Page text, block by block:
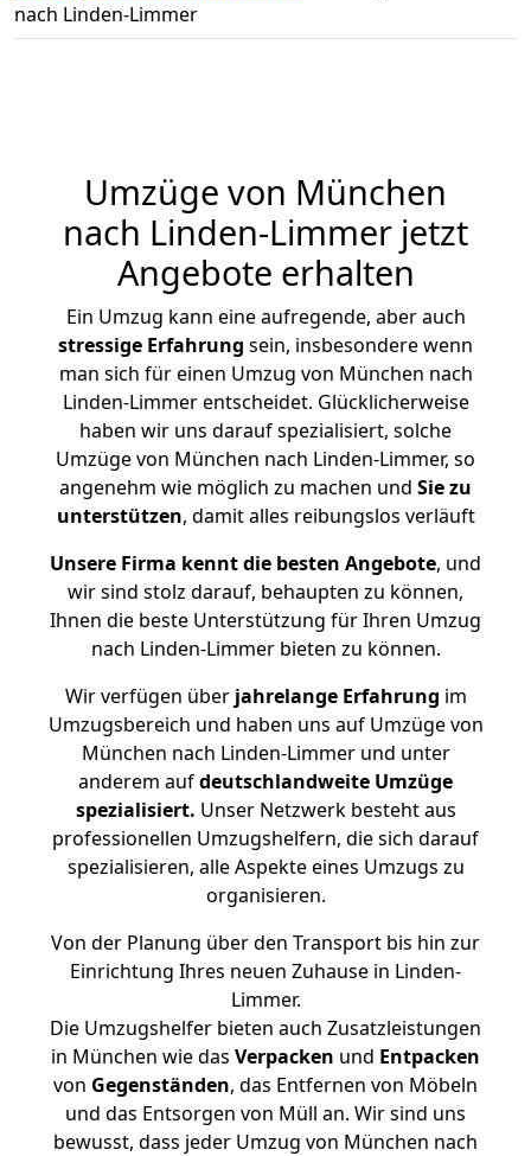
nach Linden-Limmer
Umzüge von München
nach Linden-Limmer jetzt
Angebote erhalten
Ein Umzug kann eine aufregende, aber auch
stressige Erfahrung sein, insbesondere wenn
man sich für einen Umzug von München nach
Linden-Limmer entscheidet. Glücklicherweise
haben wir uns darauf spezialisiert, solche
Umzüge von München nach Linden-Limmer, so
angenehm wie möglich zu machen und Sie zu
unterstützen, damit alles reibungslos verläuft
Unsere Firma kennt die besten Angebote, und
wir sind stolz darauf, behaupten zu können,
Ihnen die beste Unterstützung für Ihren Umzug
nach Linden-Limmer bieten zu können.
Wir verfügen überjahrelange Erfahrung im
Umzugsbereich und haben uns auf Umzüge von
München nach Linden-Limmer und unter
anderem aufdeutschlandweite Umzüge
spezialisiert. Unser Netzwerk besteht aus
professionellen Umzugshelfern, die sich darauf
spezialisieren, alle Aspekte eines Umzugs zu
organisieren.
Von der Planung über den Transport bis hin zur
Einrichtung Ihres neuen Zuhause in Linden-
Limmer.
Die Umzugshelfer bieten auch Zusatzleistungen
in München wie das Verpacken und Entpacken
von Gegenständen, das Entfernen von Möbeln
und das Entsorgen von Müll an. Wir sind uns
bewusst, dass jeder Umzug von München nach